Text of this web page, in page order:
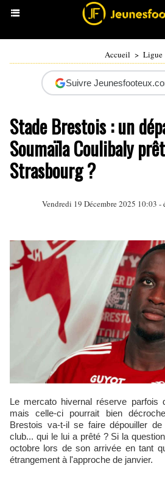
Accueil > Ligue
Suivre
Stade Brestois : un
Soumaïla Coulibaly
Strasbourg ?
Vendredi 19 Décembre 2025 10:03 -
Le mercato hivernal réserve parfois des situations absurdes,
mais celle-ci pourrait bien
Brestois va-t-il se faire dépouiller
club... qui le lui a prêté ? Si la
octobre lors de son arrivée en tant
étrangement à l'approche de janvier.